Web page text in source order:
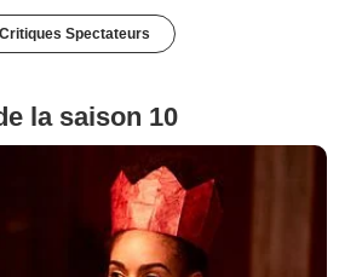
Spectateurs
la saison 10